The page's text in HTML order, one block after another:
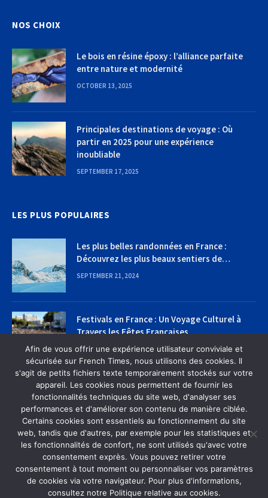
NOS CHOIX
Le bois en résine époxy : l’alliance parfaite
entre nature et modernité
OCTOBER 13, 2025
Principales destinations de voyage : Où
partir en 2025 pour une expérience
inoubliable
SEPTEMBER 17, 2025
LES PLUS POPULAIRES
Les plus belles randonnées en France :
Découvrez les plus beaux sentiers de
randonnée
SEPTEMBER 21, 2024
Festivals en France : Un Voyage Culturel à
Travers les Fêtes Françaises
SEPTEMBER 22, 2024
MAISON À PROPOS DE NOUS
CONTACTEZ-NOUS
POLITIQUE DE CONFIDENTIALITÉ
© 2026 French Times Designed by French Times | All Rights
Afin de vous offrir une expérience utilisateur conviviale et
sécurisée sur French Times, nous utilisons des cookies. Il
s'agit de petits fichiers texte temporairement stockés sur votre
appareil. Les cookies nous permettent de fournir les
fonctionnalités techniques du site web, d'analyser ses
performances et d'améliorer son contenu de manière ciblée.
Certains cookies sont essentiels au fonctionnement du site
web, tandis que d'autres, par exemple pour les statistiques et
les fonctionnalités de confort, ne sont utilisés qu'avec votre
consentement exprès. Vous pouvez retirer votre
consentement à tout moment ou personnaliser vos paramètres
de cookies via votre navigateur. Pour plus d'informations,
consultez notre Politique relative aux cookies.